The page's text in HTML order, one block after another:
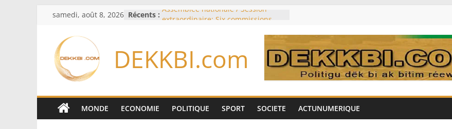
Passer
contenu
samedi, août 8, 2026 Récents : Assemblée nationale / Session
d’enquête à l’ordre du jour ce lundi
de la Espriella
Bénin: Patrice Talon élu président
Moyen-Orient: l’Arabie saoudite, le
Pakistan et la Turquie signent un
accord de défense
DEKKBI.com
MONDE ECONOMIE POLITIQUE SPORT SOCIETE ACTUNUMERIQUE